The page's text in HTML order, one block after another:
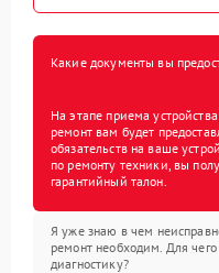
Какие документы вы
На этапе приема
ремонт вам будет
обязательств на ваше
по ремонту техники, вы
гарантийный талон.
Я уже знаю в чем
ремонт необходим. Для чего
диагностику?